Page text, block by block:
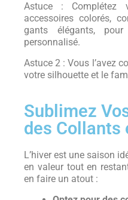
Astuce : Complétez
accessoires colorés,
gants élégants,
personnalisé.
Astuce 2 :Vous l’avez
votre silhouette et le
Sublimez
des Collants
L’hiver est une saison
en valeur tout en
en faire un atout :